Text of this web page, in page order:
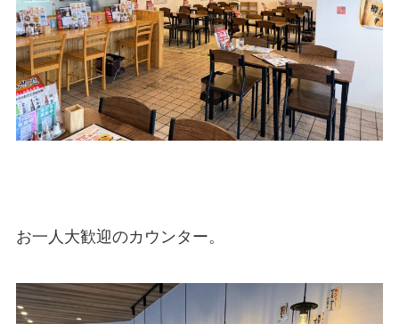
お一人大歓迎のカウンター。